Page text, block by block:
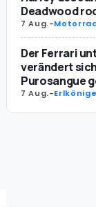
Deadwood
7 Aug.-
Der Ferrari
verändert
Purosangue
7 Aug.-Erlkönige